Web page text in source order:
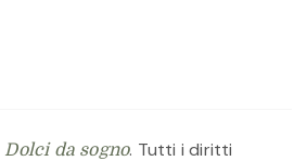
Dolci da sogno. Tutti i diritti